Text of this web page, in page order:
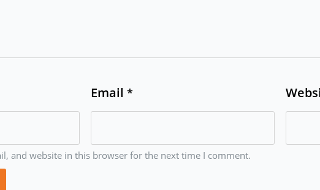
Email *
and website in this browser for the next time I comment.